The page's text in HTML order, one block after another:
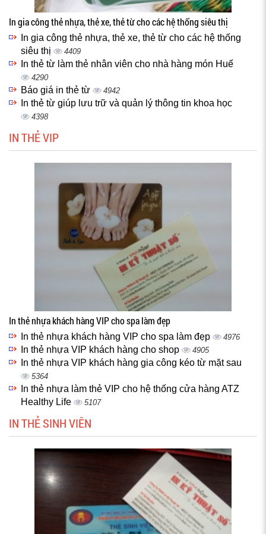
In gia công thẻ nhựa, thẻ xe, thẻ từ cho các hệ thống siêu thị
In gia công thẻ nhựa, thẻ xe, thẻ từ cho các hệ thống
siêu thị
4409
In thẻ từ làm thẻ nhân viên cho nhà hàng món Huế
4290
Báo giá in thẻ từ 4942
In thẻ từ giúp lưu trữ và quản lý thông tin khoa học
4398
IN THẺ VIP
In thẻ nhựa khách hàng VIP cho spa làm đẹp
In thẻ nhựa khách hàng VIP cho spa làm đẹp 4976
In thẻ nhựa VIP khách hàng cho shop 4905
In thẻ nhựa VIP khách hàng gia công kéo từ mặt sau
5364
In thẻ nhựa làm thẻ VIP cho hệ thống cửa hàng ATZ
Healthy Life
5107
IN THẺ SINH VIÊN